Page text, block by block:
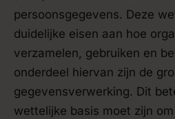
persoonsgegevens. Deze
duidelijke eisen aan hoe
verzamelen, gebruiken en
onderdeel hiervan zijn de
gegevensverwerking. Dit
wettelijke basis moet zijn